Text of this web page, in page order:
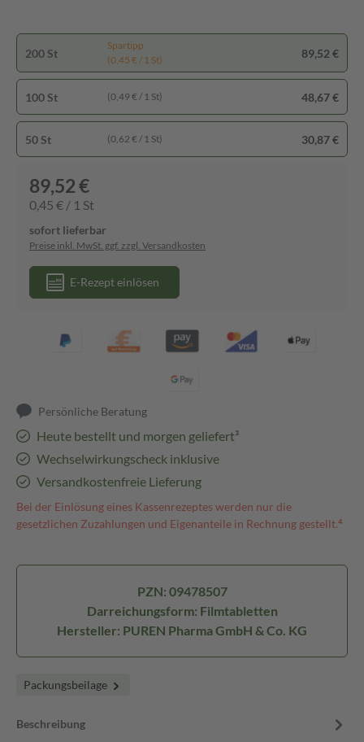
200 St
Spartipp
(0,45 € / 1 St)
89,52 €
100 St (0,49 € / 1 St) 48,67 €
50 St (0,62 € / 1 St) 30,87 €
89,52 €
0,45 € / 1 St
sofort lieferbar
Preise inkl. MwSt. ggf. zzgl. Versandkosten
E-Rezept einlösen
Persönliche Beratung
Heute bestellt und morgen geliefert³
Wechselwirkungscheck inklusive
Versandkostenfreie Lieferung
Bei der Einlösung eines Kassenrezeptes werden nur die
gesetzlichen Zuzahlungen und Eigenanteile in Rechnung gestellt.⁴
PZN: 09478507
Darreichungsform: Filmtabletten
Hersteller: PUREN Pharma GmbH & Co. KG
Packungsbeilage
Beschreibung